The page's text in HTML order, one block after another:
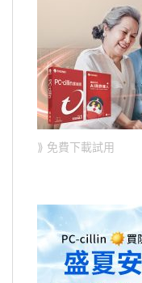
⟫ 免費下載試用